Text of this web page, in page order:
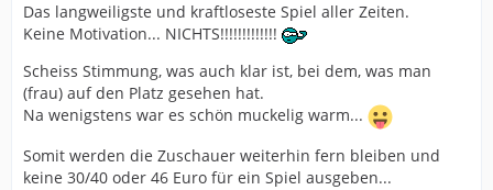
Das langweiligste und kraftloseste Spiel aller Zeiten.
Keine Motivation... NICHTS!!!!!!!!!!!!!
Scheiss Stimmung, was auch klar ist, bei dem, was man
(frau) auf den Platz gesehen hat.
Na wenigstens war es schön muckelig warm...
Somit werden die Zuschauer weiterhin fern bleiben und
keine 30/40 oder 46 Euro für ein Spiel ausgeben...